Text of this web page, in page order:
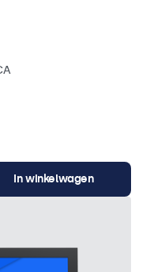
In winkelwagen